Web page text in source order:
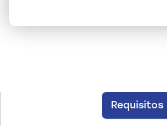
Requisitos